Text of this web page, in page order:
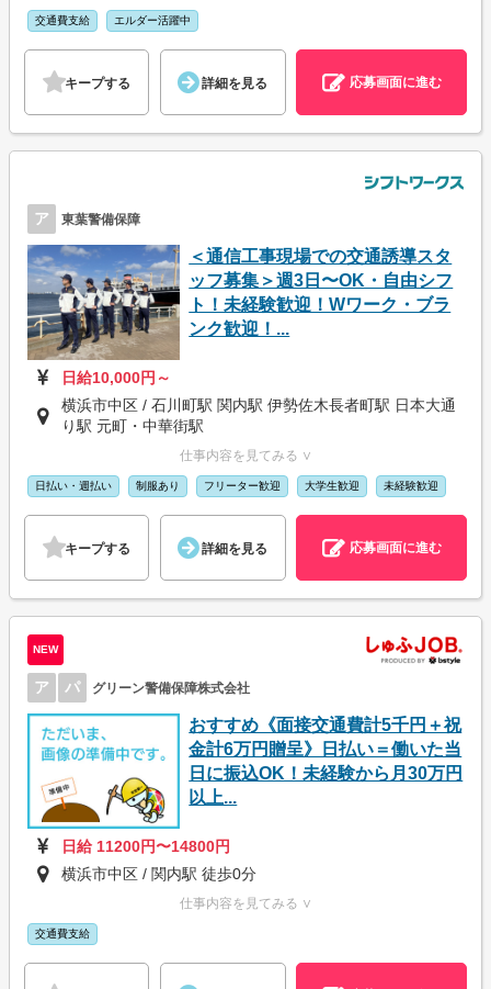
交通費支給 エルダー活躍中
キープする 詳細を見る 応募画面に進む
ア 東葉警備保障
＜通信工事現場での交通誘導スタ
ッフ募集＞週3日〜OK・自由シフ
ト！未経験歓迎！Wワーク・ブラ
ンク歓迎！...
日給10,000円～
横浜市中区 / 石川町駅 関内駅 伊勢佐木長者町駅 日本大通
り駅 元町・中華街駅
仕事内容を見てみる ∨
日払い・週払い 制服あり フリーター歓迎 大学生歓迎 未経験歓迎
キープする 詳細を見る 応募画面に進む
NEW
ア パ グリーン警備保障株式会社
おすすめ《面接交通費計5千円＋祝
金計6万円贈呈》日払い＝働いた当
日に振込OK！未経験から月30万円
以上...
日給 11200円〜14800円
横浜市中区 / 関内駅 徒歩0分
仕事内容を見てみる ∨
交通費支給